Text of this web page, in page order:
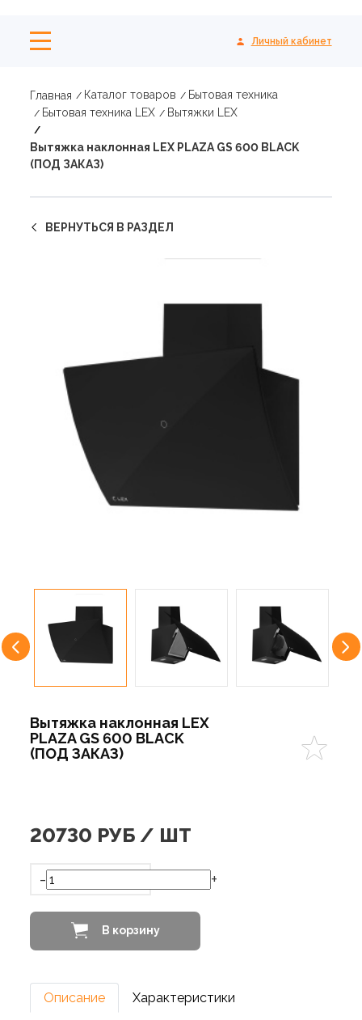
Личный кабинет
Главная Каталог товаров
Бытовая техника
Бытовая техника LEX
Вытяжки LEX
Вытяжка наклонная LEX PLAZA GS 600 BLACK
(ПОД ЗАКАЗ)
ВЕРНУТЬСЯ В РАЗДЕЛ
Вытяжка наклонная LEX
PLAZA GS 600 BLACK
(ПОД ЗАКАЗ)
20730 РУБ / ШТ
- +
В корзину
Описание Характеристики